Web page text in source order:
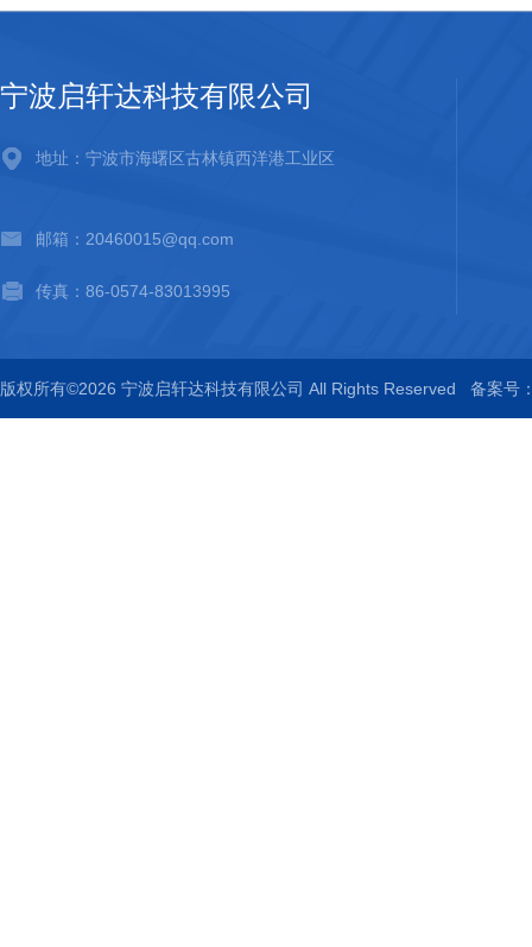
宁波启轩达科技有限公司
地址：宁波市海曙区古林镇西洋港工业区
邮箱：20460015@qq.com
传真：86-0574-83013995
版权所有©2026 宁波启轩达科技有限公司 All Rights Reserved 备案号